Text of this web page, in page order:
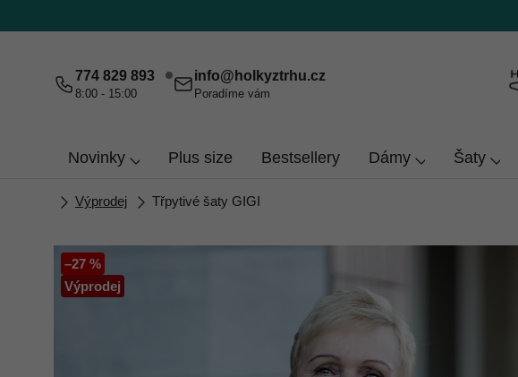
na
774 829 893
8:00 - 15:00
info@ holkyztrhu.cz
Poradíme vám
Novinky Plus size Bestsellery Dámy Šaty
DomůVýprodej Třpytivé šaty GIGI
Výprodej
–27 %